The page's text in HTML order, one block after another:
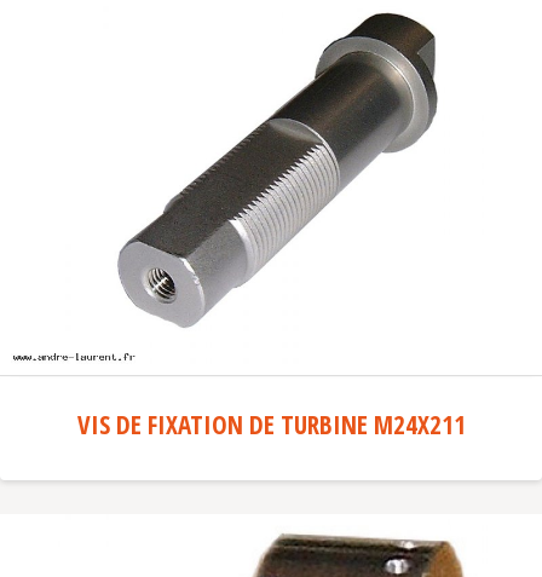
VIS DE FIXATION DE TURBINE M24X211